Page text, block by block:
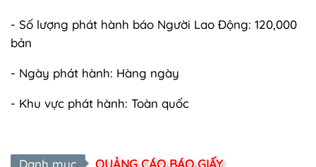
- Số lượng phát hành báo Người Lao Động: 120,000
bản
- Ngày phát hành: Hàng ngày
- Khu vực phát hành: Toàn quốc
Danh mục QUẢNG CÁO BÁO GIẤY